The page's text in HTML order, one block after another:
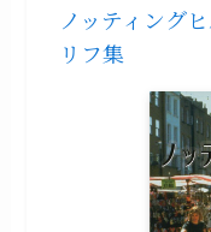
ノッティング
リフ集